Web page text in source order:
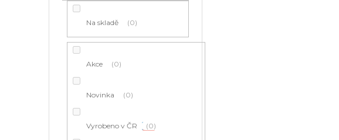
Na skladě 0
Akce 0
Novinka 0
Vyrobeno v ČR 0